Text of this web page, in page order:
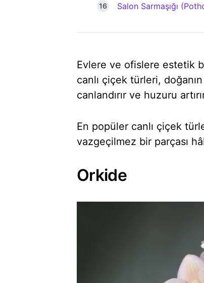
Salon Sarmaşığı
Evlere ve ofislere estetik
canlı çiçek türleri,
canlandırır ve huzuru
En popüler canlı çiçek
vazgeçilmez bir parçası
Orkide